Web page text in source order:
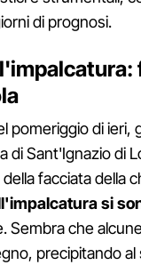
di prognosi.
pomeriggio di ieri,
di Sant'Ignazio di
facciata della
si
Sembra che
precipitando